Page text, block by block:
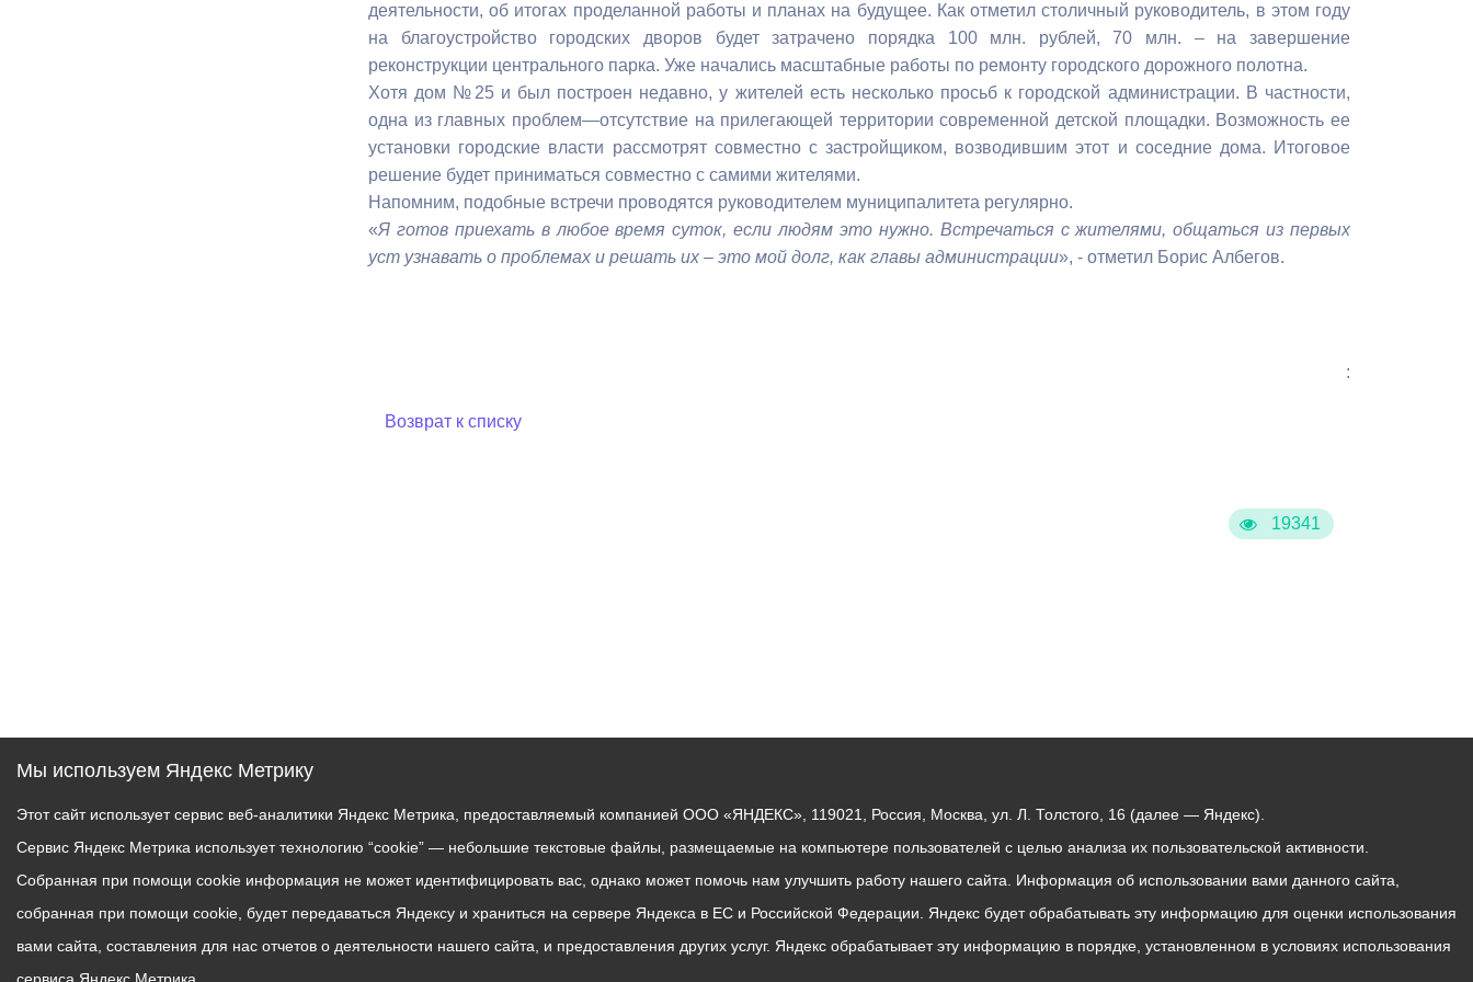
Бесплатная юридическая помощь
Муниципальный контроль Выборы 2026
19341
деятельности, об итогах проделанной работы и планах на будущее. Как отметил столичный руководитель, в этом году
на благоустройство городских дворов будет затрачено порядка 100 млн. рублей, 70 млн. – на завершение
реконструкции центрального парка. Уже начались масштабные работы по ремонту городского дорожного полотна.
Хотя дом №25 и был построен недавно, у жителей есть несколько просьб к городской администрации. В частности,
одна из главных проблем—отсутствие на прилегающей территории современной детской площадки. Возможность ее
установки городские власти рассмотрят совместно с застройщиком, возводившим этот и соседние дома. Итоговое
решение будет приниматься совместно с самими жителями.
Напомним, подобные встречи проводятся руководителем муниципалитета регулярно.
«Я готов приехать в любое время суток, если людям это нужно. Встречаться с жителями, общаться из первых
уст узнавать о проблемах и решать их – это мой долг, как главы администрации», - отметил Борис Албегов.
:
Возврат к списку
Мы используем Яндекс Метрику
Этот сайт использует сервис веб-аналитики Яндекс Метрика, предоставляемый компанией ООО «ЯНДЕКС», 119021, Россия, Москва, ул. Л. Толстого, 16 (далее — Яндекс).
Сервис Яндекс Метрика использует технологию “cookie” — небольшие текстовые файлы, размещаемые на компьютере пользователей с целью анализа их пользовательской активности.
Собранная при помощи cookie информация не может идентифицировать вас, однако может помочь нам улучшить работу нашего сайта. Информация об использовании вами данного сайта,
собранная при помощи cookie, будет передаваться Яндексу и храниться на сервере Яндекса в ЕС и Российской Федерации. Яндекс будет обрабатывать эту информацию для оценки использования
вами сайта, составления для нас отчетов о деятельности нашего сайта, и предоставления других услуг. Яндекс обрабатывает эту информацию в порядке, установленном в условиях использования